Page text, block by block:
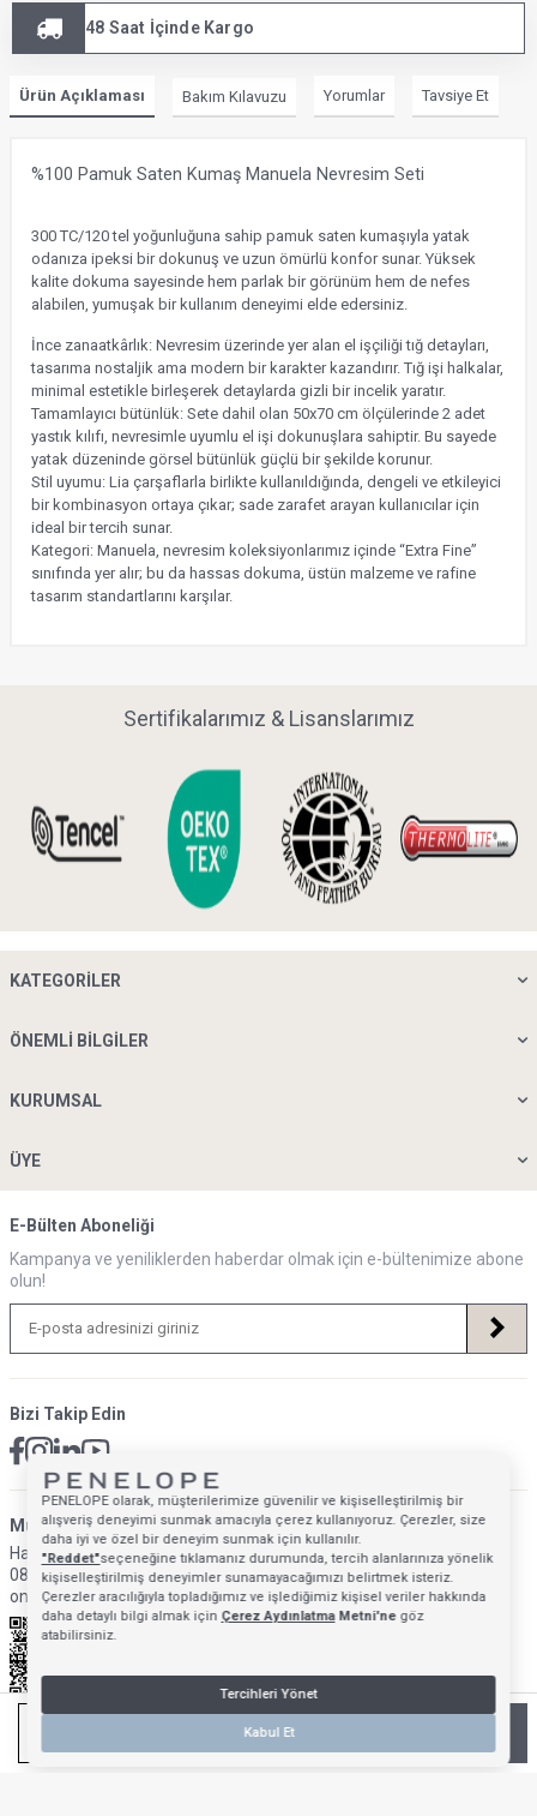
Anasayfa Mağazalarımız Favorilerim Giriş Yap Sepetim
SEPETE EKLE
48 Saat İçinde Kargo
Ürün Açıklaması Bakım Kılavuzu Yorumlar Tavsiye Et
%100 Pamuk Saten Kumaş Manuela Nevresim Seti
300 TC/120 tel yoğunluğuna sahip pamuk saten kumaşıyla yatak
odanıza ipeksi bir dokunuş ve uzun ömürlü konfor sunar. Yüksek
kalite dokuma sayesinde hem parlak bir görünüm hem de nefes
alabilen, yumuşak bir kullanım deneyimi elde edersiniz.
İnce zanaatkârlık: Nevresim üzerinde yer alan el işçiliği tığ detayları,
tasarıma nostaljik ama modern bir karakter kazandırır. Tığ işi halkalar,
minimal estetikle birleşerek detaylarda gizli bir incelik yaratır.
Tamamlayıcı bütünlük: Sete dahil olan 50x70 cm ölçülerinde 2 adet
yastık kılıfı, nevresimle uyumlu el işi dokunuşlara sahiptir. Bu sayede
yatak düzeninde görsel bütünlük güçlü bir şekilde korunur.
Stil uyumu: Lia çarşaflarla birlikte kullanıldığında, dengeli ve etkileyici
bir kombinasyon ortaya çıkar; sade zarafet arayan kullanıcılar için
ideal bir tercih sunar.
Kategori: Manuela, nevresim koleksiyonlarımız içinde “Extra Fine”
sınıfında yer alır; bu da hassas dokuma, üstün malzeme ve rafine
tasarım standartlarını karşılar.
Sertifikalarımız & Lisanslarımız
KATEGORILER
ÖNEMLI BILGILER
KURUMSAL
ÜYE
E-Bülten Aboneliği
Kampanya ve yeniliklerden haberdar olmak için e-bültenimize abone
olun!
Bizi Takip Edin
Müsteri Hizmetleri İletişim Adresi
Hafta İçi: 09:00 - 18:00
0850 640 1993
onlinedestek@penelopebedroom.com
PENELOPE olarak, müşterilerimize güvenilir ve kişiselleştirilmiş bir
alışveriş deneyimi sunmak amacıyla çerez kullanıyoruz. Çerezler, size
daha iyi ve özel bir deneyim sunmak için kullanılır.
"Reddet"seçeneğine tıklamanız durumunda, tercih alanlarınıza yönelik
kişiselleştirilmiş deneyimler sunamayacağımızı belirtmek isteriz.
Çerezler aracılığıyla topladığımız ve işlediğimiz kişisel veriler hakkında
daha detaylı bilgi almak için Çerez AydınlatmaMetni'negöz
atabilirsiniz.
Tercihleri Yönet
Kabul Et